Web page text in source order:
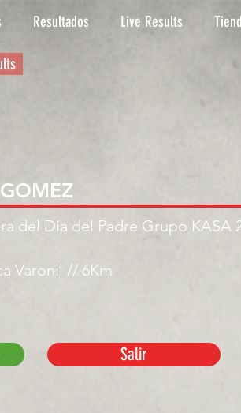
Resultados Live Results
del Día del Padre Grupo KASA
Varonil // 6Km
Salir